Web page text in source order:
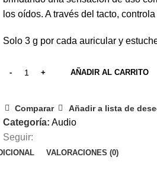
los oídos. A través del tacto,
Solo 3 g por cada auricular y
AÑADIR AL CARRITO
Comparar Añadir a lista de
Categoría: Audio
Seguir:
VALORACIONES (0)